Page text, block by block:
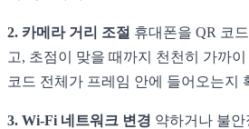
2. 카메라 거리 조절 휴대폰을 QR 코
고, 초점이 맞을 때까지 천천히 가까
코드 전체가 프레임 안에 들어오는지
3. Wi-Fi 네트워크 변경 약하거나 불